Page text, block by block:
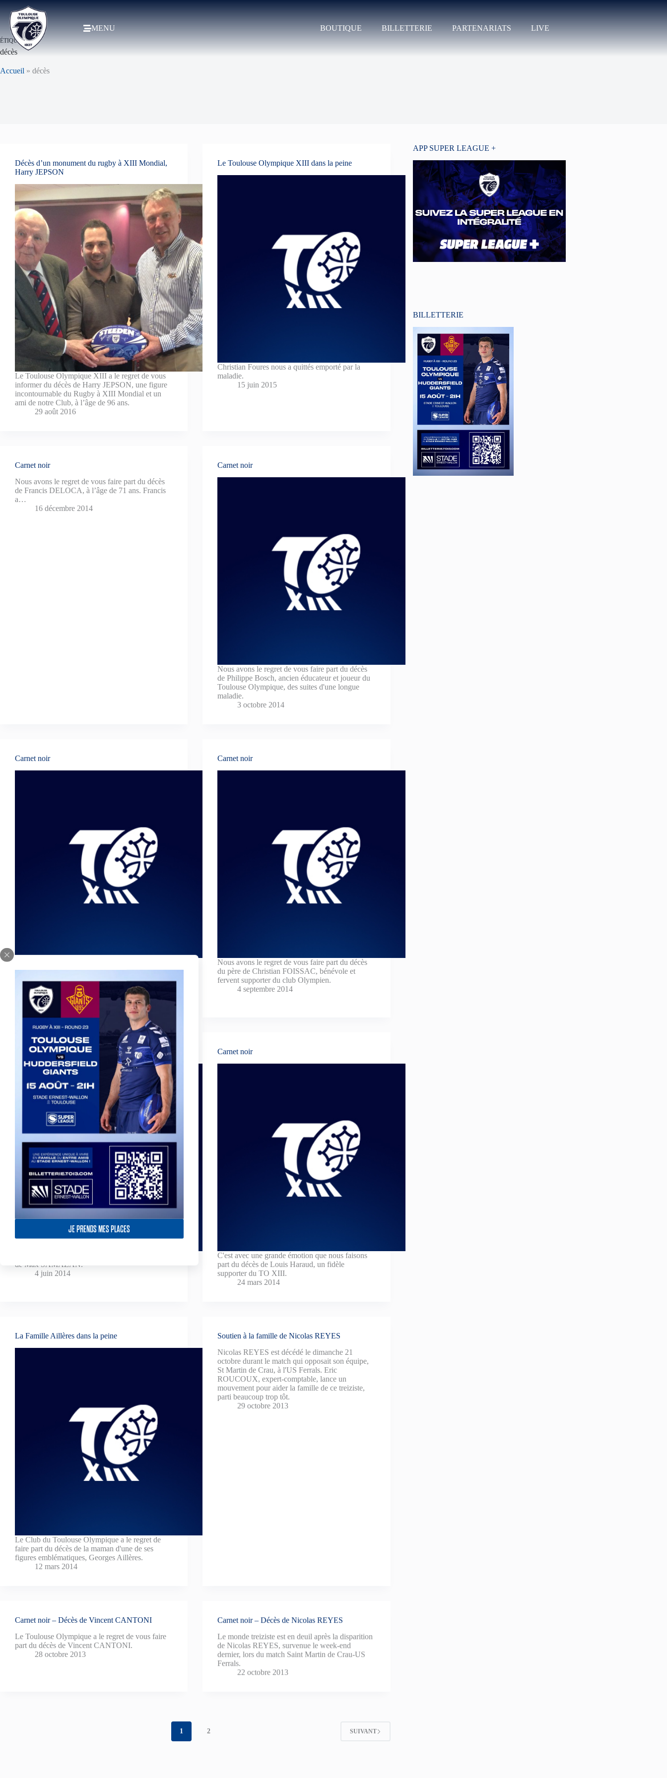
JE PRENDS MES PLACES
MENU BOUTIQUE BILLETTERIE PARTENARIATS LIVE
ÉTIQUETTE
décès
Accueil » décès
Décès d’un monument du rugby à XIII Mondial,
Harry JEPSON
Le Toulouse Olympique XIII a le regret de vous
informer du décès de Harry JEPSON, une figure
incontournable du Rugby à XIII Mondial et un
ami de notre Club, à l’âge de 96 ans.
29 août 2016
Le Toulouse Olympique XIII dans la peine
Christian Foures nous a quittés emporté par la
maladie.
15 juin 2015
Carnet noir
Nous avons le regret de vous faire part du décès
de Francis DELOCA, à l’âge de 71 ans. Francis
a…
16 décembre 2014
Carnet noir
Nous avons le regret de vous faire part du décès
de Philippe Bosch, ancien éducateur et joueur du
Toulouse Olympique, des suites d'une longue
maladie.
3 octobre 2014
Carnet noir
de la mère d'Alain LANTIN, actuellement
trésorier de l'Amicale des Anciens, et joueur du
TOAC XIII dans les années 80.
24 septembre 2014
Carnet noir
Nous avons le regret de vous faire part du décès
du père de Christian FOISSAC, bénévole et
fervent supporter du club Olympien.
4 septembre 2014
Carnet noir
de Max SAMAZAN.
4 juin 2014
Carnet noir
C'est avec une grande émotion que nous faisons
part du décès de Louis Haraud, un fidèle
supporter du TO XIII.
24 mars 2014
La Famille Aillères dans la peine
Le Club du Toulouse Olympique a le regret de
faire part du décès de la maman d'une de ses
figures emblématiques, Georges Aillères.
12 mars 2014
Soutien à la famille de Nicolas REYES
Nicolas REYES est décédé le dimanche 21
octobre durant le match qui opposait son équipe,
St Martin de Crau, à l'US Ferrals. Eric
ROUCOUX, expert-comptable, lance un
mouvement pour aider la famille de ce treiziste,
parti beaucoup trop tôt.
29 octobre 2013
Carnet noir – Décès de Vincent CANTONI
Le Toulouse Olympique a le regret de vous faire
part du décès de Vincent CANTONI.
28 octobre 2013
Carnet noir – Décès de Nicolas REYES
Le monde treiziste est en deuil après la disparition
de Nicolas REYES, survenue le week-end
dernier, lors du match Saint Martin de Crau-US
Ferrals.
22 octobre 2013
1 2 SUIVANT
APP SUPER LEAGUE +
BILLETTERIE